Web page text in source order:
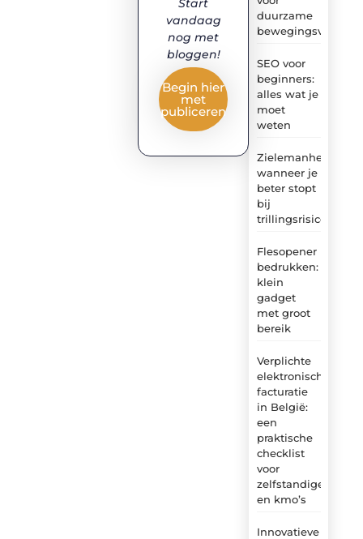
duurzame
bewegingsvoegen
SEO voor
beginners:
alles wat je
moet
weten
wanneer je
beter stopt
bij
trillingsrisico
Flesopener
bedrukken:
klein
gadget
met groot
bereik
Verplichte
elektronische
facturatie
in België:
een
praktische
checklist
voor
zelfstandigen
en kmo’s
Innovatieve
Start
vandaag
nog met
bloggen!
Begin hier
met
publiceren